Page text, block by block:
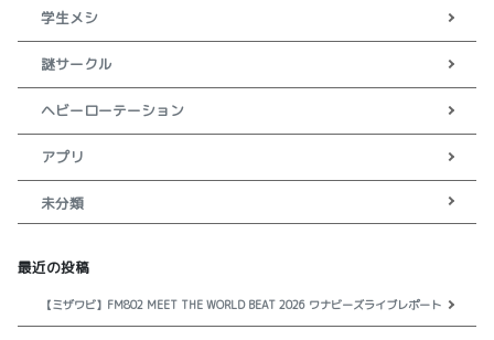
学生メシ
謎サークル
ヘビーローテーション
アプリ
未分類
最近の投稿
【ミザワビ】FM802 MEET THE WORLD BEAT 2026 ワナビーズライブレポート